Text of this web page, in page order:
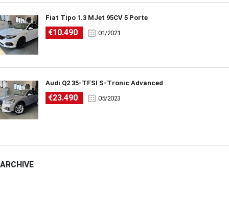
Fiat Tipo 1.3 MJet 95CV 5 Porte
€10.490 01/2021
Audi Q2 35-TFSI S-Tronic Advanced
€23.490 05/2023
ARCHIVE